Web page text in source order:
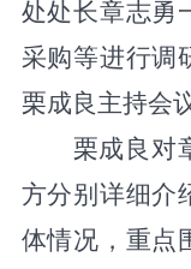
处处长章志勇
采购等进行调
栗成良主持会议
栗成良对
方分别详细介
体情况，重点